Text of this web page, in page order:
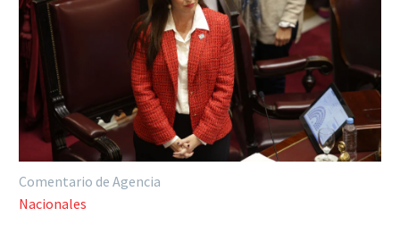
Comentario de Agencia
Nacionales